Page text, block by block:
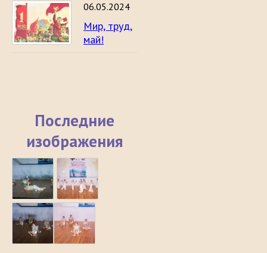
06.05.2024
Мир, труд,
май!
Последние
изображения